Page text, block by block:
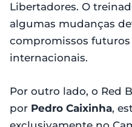
Libertadores. O
algumas mudanças
compromissos futuros
internacionais.
Por outro lado, o Red
por Pedro Caixinha,